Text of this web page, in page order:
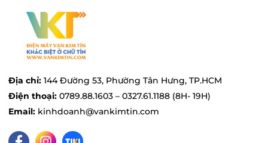
Dễ dàng điều chỉnh nhiệt độ với múm
Máy nước nóng Stiebel Eltron được thiết kế một
núm xoay điều chỉnh nhiệt độ dễ dàng sử dụng.
Người dùng chỉ cần xoay núm theo chiều kim
đồng hồ để tăng nhiệt độ nước hoặc ngược
Địa chỉ: 144 Đường 53, Phường Tân Hưng, TP.HCM
Điện thoại: 0789.88.1603 – 0327.61.1188 (8H- 19H)
Email: kinhdoanh@vankimtin.com